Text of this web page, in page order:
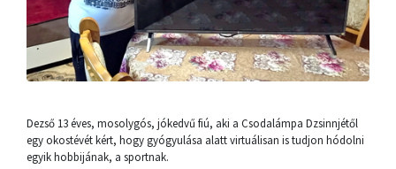
Dezső 13 éves, mosolygós, jókedvű fiú, aki a Csodalámpa Dzsinnjétől
egy okostévét kért, hogy gyógyulása alatt virtuálisan is tudjon hódolni
egyik hobbijának, a sportnak.